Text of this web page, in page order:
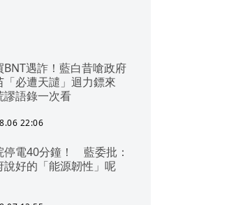
BNT遇詐！藍白昔嗆政府
「必遭天譴」迴力鏢來
語錄一次看
22:06
停電40分鐘！ 藍委批：
說好的「能源韌性」呢